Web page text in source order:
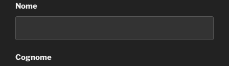
Nome
Cognome